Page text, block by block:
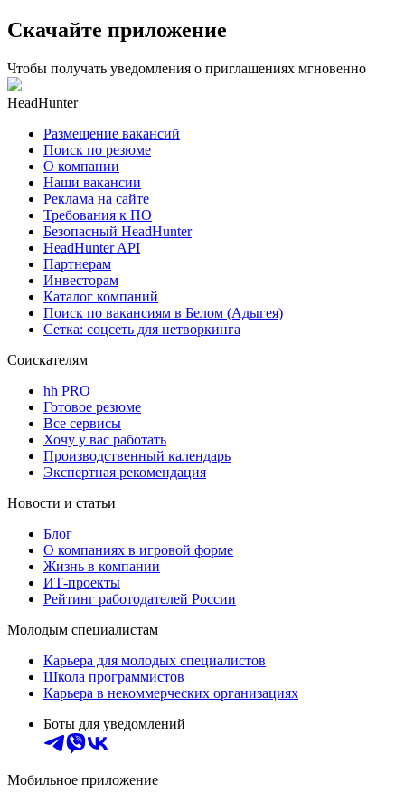
Скачайте приложение
Чтобы получать уведомления о приглашениях мгновенно
HeadHunter
Размещение вакансий
Поиск по резюме
О компании
Наши вакансии
Реклама на сайте
Требования к ПО
Безопасный HeadHunter
HeadHunter API
Партнерам
Инвесторам
Каталог компаний
Поиск по вакансиям в Белом (Адыгея)
Сетка: соцсеть для нетворкинга
Соискателям
hh PRO
Готовое резюме
Все сервисы
Хочу у вас работать
Производственный календарь
Экспертная рекомендация
Новости и статьи
Блог
О компаниях в игровой форме
Жизнь в компании
ИТ-проекты
Рейтинг работодателей России
Молодым специалистам
Карьера для молодых специалистов
Школа программистов
Карьера в некоммерческих организациях
Боты для уведомлений
Мобильное приложение